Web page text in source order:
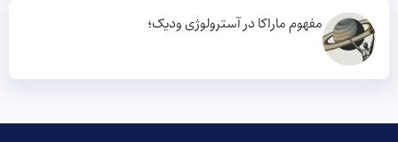
مفهوم ماراکا در آسترولوژی ودیک؛